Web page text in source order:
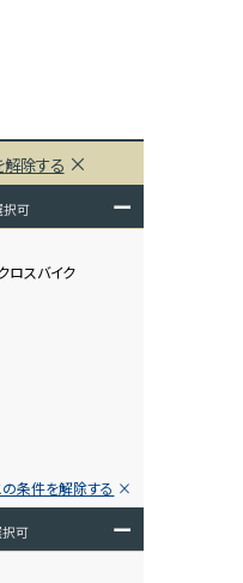
除する
可 ー
ロスバイク
の条件を解除する
可 ー